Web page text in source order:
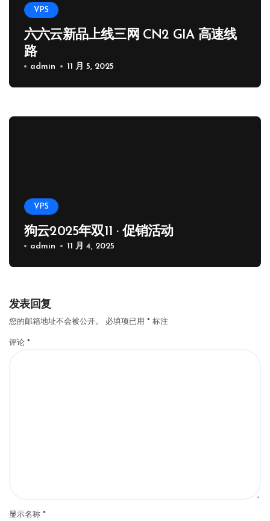
VPS
六六云新品上线三网 CN2 GIA 高速线
路
admin 11 月 5, 2025
VPS
狗云2025年双11 · 促销活动
admin 11 月 4, 2025
发表回复
您的邮箱地址不会被公开。 必填项已用 * 标注
评论 *
显示名称 *